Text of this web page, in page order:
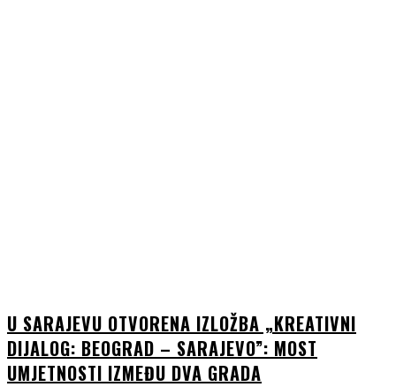
U SARAJEVU OTVORENA IZLOŽBA „KREATIVNI
DIJALOG: BEOGRAD – SARAJEVO”: MOST
UMJETNOSTI IZMEĐU DVA GRADA